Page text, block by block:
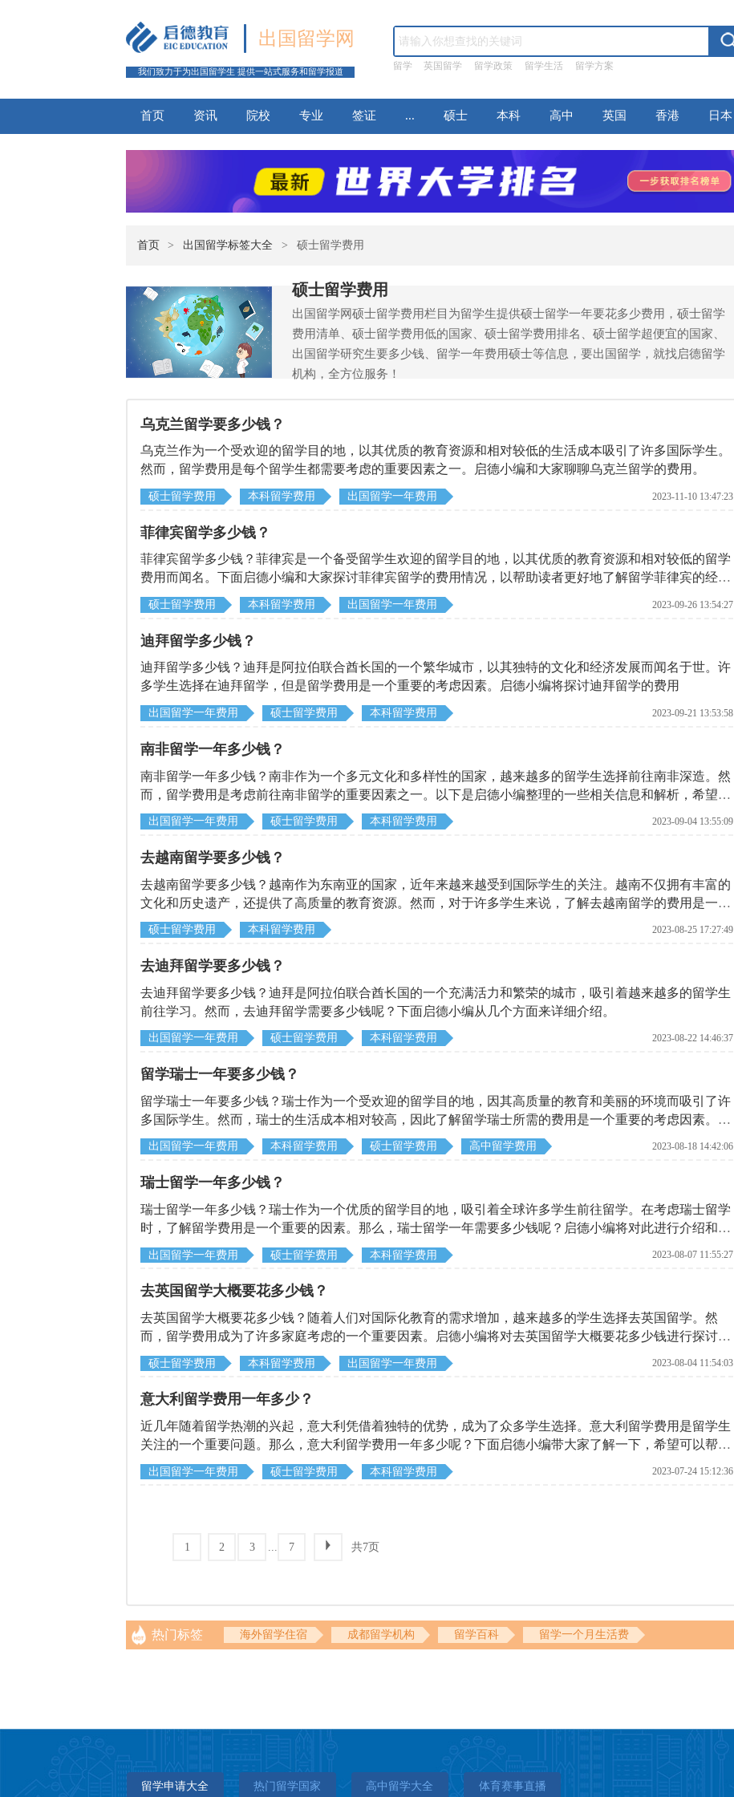
出国留学网
我们致力于为出国留学生 提供一站式服务和留学报道 留学 英国留学 留学政策 留学生活 留学方案
首页 资讯 院校 专业 签证 ... 硕士 本科 高中 英国 香港 日本
首页 > 出国留学标签大全 > 硕士留学费用
硕士留学费用
出国留学网硕士留学费用栏目为留学生提供硕士留学一年要花多少费用，硕士留学
费用清单、硕士留学费用低的国家、硕士留学费用排名、硕士留学超便宜的国家、
出国留学研究生要多少钱、留学一年费用硕士等信息，要出国留学，就找启德留学
机构，全方位服务！
乌克兰留学要多少钱？
乌克兰作为一个受欢迎的留学目的地，以其优质的教育资源和相对较低的生活成本吸引了许多国际学生。
然而，留学费用是每个留学生都需要考虑的重要因素之一。启德小编和大家聊聊乌克兰留学的费用。
硕士留学费用 本科留学费用 出国留学一年费用 2023-11-10 13:47:23
菲律宾留学多少钱？
菲律宾留学多少钱？菲律宾是一个备受留学生欢迎的留学目的地，以其优质的教育资源和相对较低的留学
费用而闻名。下面启德小编和大家探讨菲律宾留学的费用情况，以帮助读者更好地了解留学菲律宾的经济
成本。
硕士留学费用 本科留学费用 出国留学一年费用 2023-09-26 13:54:27
迪拜留学多少钱？
迪拜留学多少钱？迪拜是阿拉伯联合酋长国的一个繁华城市，以其独特的文化和经济发展而闻名于世。许
多学生选择在迪拜留学，但是留学费用是一个重要的考虑因素。启德小编将探讨迪拜留学的费用
出国留学一年费用 硕士留学费用 本科留学费用 2023-09-21 13:53:58
南非留学一年多少钱？
南非留学一年多少钱？南非作为一个多元文化和多样性的国家，越来越多的留学生选择前往南非深造。然
而，留学费用是考虑前往南非留学的重要因素之一。以下是启德小编整理的一些相关信息和解析，希望可
以帮助到大家。
出国留学一年费用 硕士留学费用 本科留学费用 2023-09-04 13:55:09
去越南留学要多少钱？
去越南留学要多少钱？越南作为东南亚的国家，近年来越来越受到国际学生的关注。越南不仅拥有丰富的
文化和历史遗产，还提供了高质量的教育资源。然而，对于许多学生来说，了解去越南留学的费用是一个
重要的问题。启德小编带大家探讨去越南留学所需的费用和一些需要注意的事项。
硕士留学费用 本科留学费用 2023-08-25 17:27:49
去迪拜留学要多少钱？
去迪拜留学要多少钱？迪拜是阿拉伯联合酋长国的一个充满活力和繁荣的城市，吸引着越来越多的留学生
前往学习。然而，去迪拜留学需要多少钱呢？下面启德小编从几个方面来详细介绍。
出国留学一年费用 硕士留学费用 本科留学费用 2023-08-22 14:46:37
留学瑞士一年要多少钱？
留学瑞士一年要多少钱？瑞士作为一个受欢迎的留学目的地，因其高质量的教育和美丽的环境而吸引了许
多国际学生。然而，瑞士的生活成本相对较高，因此了解留学瑞士所需的费用是一个重要的考虑因素。启
德小编将详细介绍一下留学瑞士一年所需的费用。
出国留学一年费用 本科留学费用 硕士留学费用 高中留学费用 2023-08-18 14:42:06
瑞士留学一年多少钱？
瑞士留学一年多少钱？瑞士作为一个优质的留学目的地，吸引着全球许多学生前往留学。在考虑瑞士留学
时，了解留学费用是一个重要的因素。那么，瑞士留学一年需要多少钱呢？启德小编将对此进行介绍和分
析，以帮助有意向留学的人了解留学费用的大致情况。
出国留学一年费用 硕士留学费用 本科留学费用 2023-08-07 11:55:27
去英国留学大概要花多少钱？
去英国留学大概要花多少钱？随着人们对国际化教育的需求增加，越来越多的学生选择去英国留学。然
而，留学费用成为了许多家庭考虑的一个重要因素。启德小编将对去英国留学大概要花多少钱进行探讨，
希望能够为有意向的同学提供参考。
硕士留学费用 本科留学费用 出国留学一年费用 2023-08-04 11:54:03
意大利留学费用一年多少？
近几年随着留学热潮的兴起，意大利凭借着独特的优势，成为了众多学生选择。意大利留学费用是留学生
关注的一个重要问题。那么，意大利留学费用一年多少呢？下面启德小编带大家了解一下，希望可以帮助
到大家。
出国留学一年费用 硕士留学费用 本科留学费用 2023-07-24 15:12:36
1 2 3 7 共7页
热门标签 海外留学住宿 成都留学机构 留学百科 留学一个月生活费
留学申请大全 热门留学国家 高中留学大全 体育赛事直播